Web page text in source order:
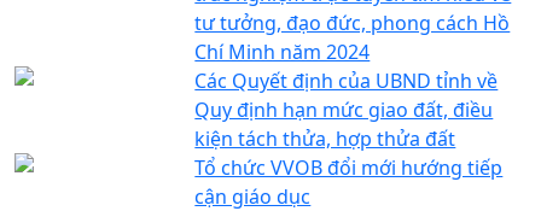
tư tưởng, đạo đức, phong cách Hồ
Chí Minh năm 2024
Các Quyết định của UBND tỉnh về
Quy định hạn mức giao đất, điều
kiện tách thửa, hợp thửa đất
Tổ chức VVOB đổi mới hướng tiếp
cận giáo dục